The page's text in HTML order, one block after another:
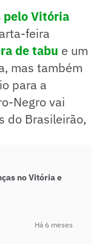
pelo Vitória
feira
de tabu e um
mas também
para a
Negro vai
do Brasileirão,
no Vitória e
Há 6 meses